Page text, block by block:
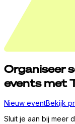
Organiseer
events met
Nieuw eventBekijk
Sluit je aan bij meer